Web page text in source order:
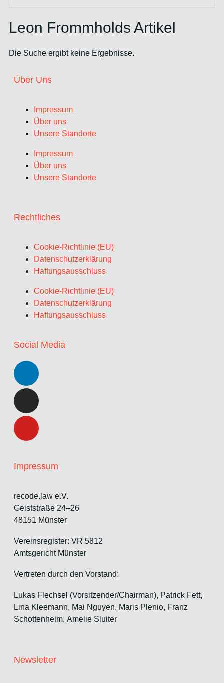
Leon Frommholds Artikel
Die Suche ergibt keine Ergebnisse.
Über Uns
Impressum
Über uns
Unsere Standorte
Impressum
Über uns
Unsere Standorte
Rechtliches
Cookie-Richtlinie (EU)
Datenschutzerklärung
Haftungsausschluss
Cookie-Richtlinie (EU)
Datenschutzerklärung
Haftungsausschluss
Social Media
Impressum
recode.law e.V.
Geiststraße 24–26
48151 Münster
Vereinsregister: VR 5812
Amtsgericht Münster
Vertreten durch den Vorstand:
Lukas Flechsel (Vorsitzender/Chairman), Patrick Fett,
Lina Kleemann, Mai Nguyen, Maris Plenio, Franz
Schottenheim, Amelie Sluiter
Newsletter